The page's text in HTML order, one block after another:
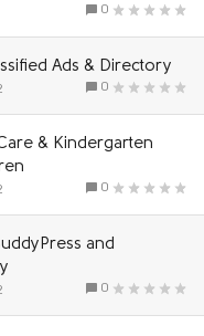
0
Ads & Directory
0
& Kindergarten
0
and
0